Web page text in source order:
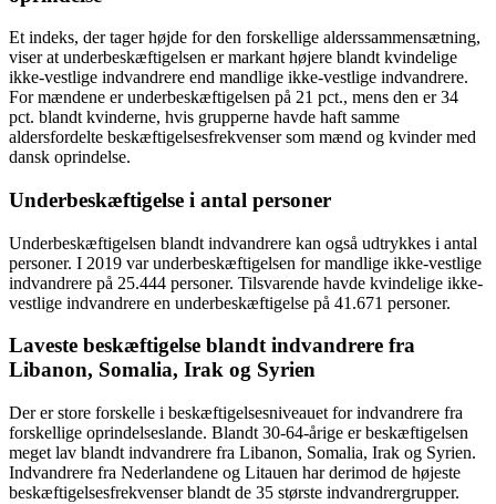
Et indeks, der tager højde for den forskellige alderssammensætning,
viser at underbeskæftigelsen er markant højere blandt kvindelige
ikke-vestlige indvandrere end mandlige ikke-vestlige indvandrere.
For mændene er underbeskæftigelsen på 21 pct., mens den er 34
pct. blandt kvinderne, hvis grupperne havde haft samme
aldersfordelte beskæftigelsesfrekvenser som mænd og kvinder med
dansk oprindelse.
Underbeskæftigelse i antal personer
Underbeskæftigelsen blandt indvandrere kan også udtrykkes i antal
personer. I 2019 var underbeskæftigelsen for mandlige ikke-vestlige
indvandrere på 25.444 personer. Tilsvarende havde kvindelige ikke-
vestlige indvandrere en underbeskæftigelse på 41.671 personer.
Laveste beskæftigelse blandt indvandrere fra
Libanon, Somalia, Irak og Syrien
Der er store forskelle i beskæftigelsesniveauet for indvandrere fra
forskellige oprindelseslande. Blandt 30-64-årige er beskæftigelsen
meget lav blandt indvandrere fra Libanon, Somalia, Irak og Syrien.
Indvandrere fra Nederlandene og Litauen har derimod de højeste
beskæftigelsesfrekvenser blandt de 35 største indvandrergrupper.